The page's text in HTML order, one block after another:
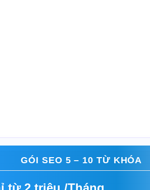
GÓI SEO 5 – 10 TỪ KHÓA